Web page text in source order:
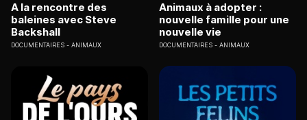
A la rencontre des
baleines avec Steve
Backshall
DOCUMENTAIRES ANIMAUX
Animaux à adopter :
nouvelle famille pour une
nouvelle vie
DOCUMENTAIRES ANIMAUX